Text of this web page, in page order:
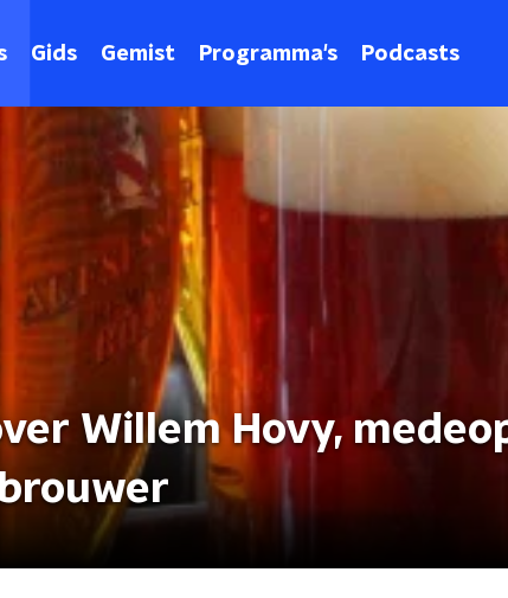
Gids Gemist Programma's Podcasts
Willem Hovy,